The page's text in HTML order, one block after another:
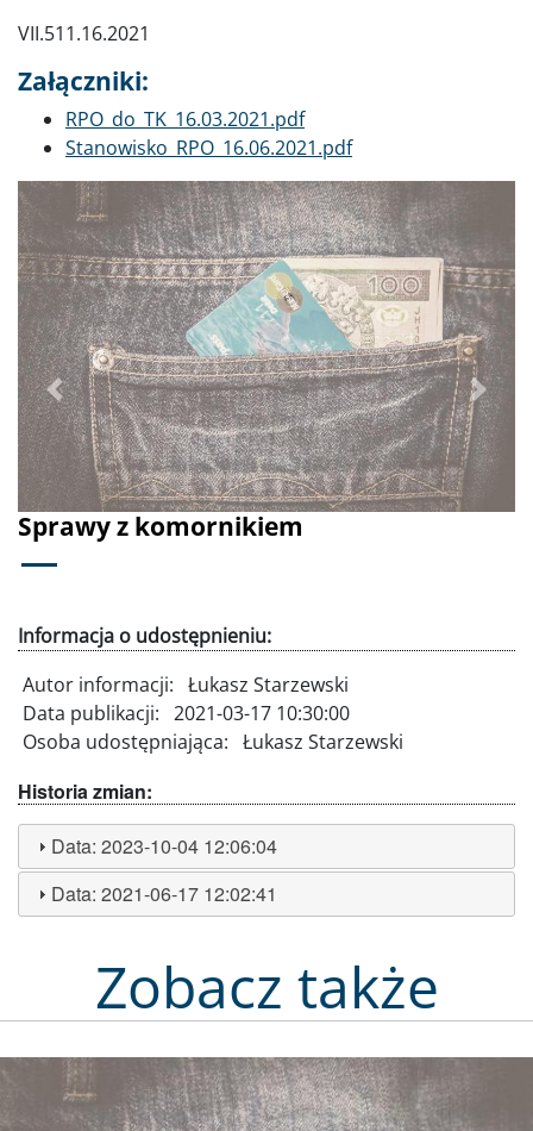
VII.511.16.2021
Załączniki:
Dokument
RPO_do_TK_16.03.2021.pdf
Dokument
Stanowisko_RPO_16.06.2021.pdf
Sprawy z komornikiem
Poprzednie Dalej
Informacja o udostępnieniu:
Autor informacji: Łukasz Starzewski
Data publikacji: 2021-03-17 10:30:00
Osoba udostępniająca: Łukasz Starzewski
Historia zmian:
Data:2023-10-04 12:06:04
Data:2021-06-17 12:02:41
Zobacz także
Obraz